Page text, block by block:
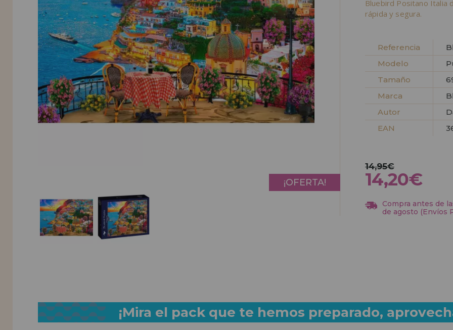
INFORMACIÓN
955 333 133
info@casadelpuzzle.com
Bluebird Positano Italia
rápida y segura.
Referencia
Modelo
Tamaño
Marca
Autor
EAN
¡OFERTA!
14,95€
14,20€
Compra antes de
de agosto (Envíos
¡Mira el pack que te hemos preparado,